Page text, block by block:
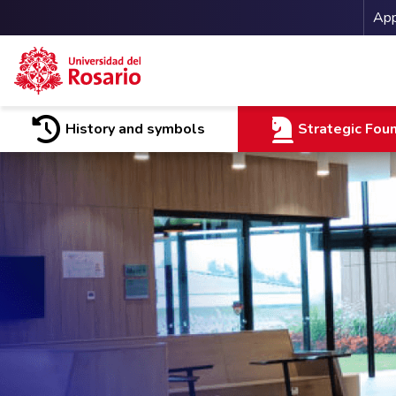
Skip to main content
History and symbols Strategic